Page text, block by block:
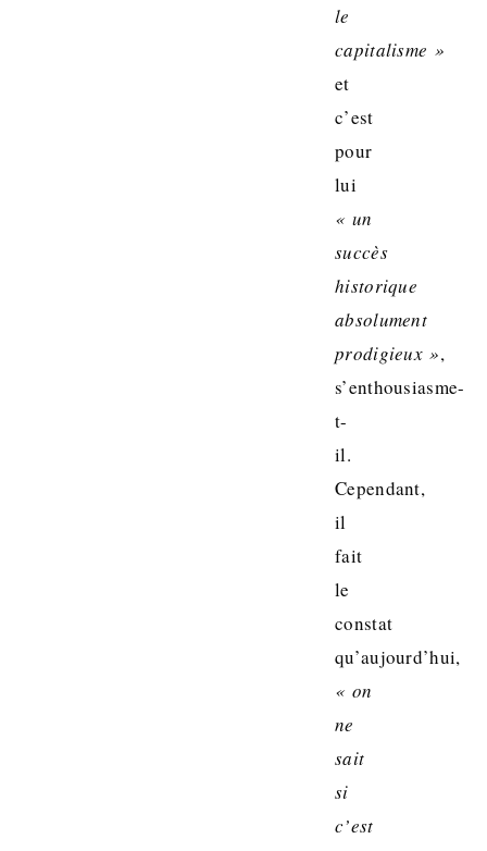
le
capitalisme »
et
c’est
pour
lui
« un
succès
historique
absolument
prodigieux »,
s’enthousiasme-
t-
il.
Cependant,
il
fait
le
constat
qu’aujourd’hui,
« on
ne
sait
si
c’est